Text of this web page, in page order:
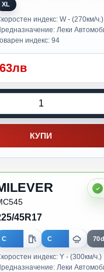
XL
индекс: W - (270км/ч.)
Леки
индекс: 94
КУПИ
45R17
C C
индекс: Y - (300км/ч.)
Леки